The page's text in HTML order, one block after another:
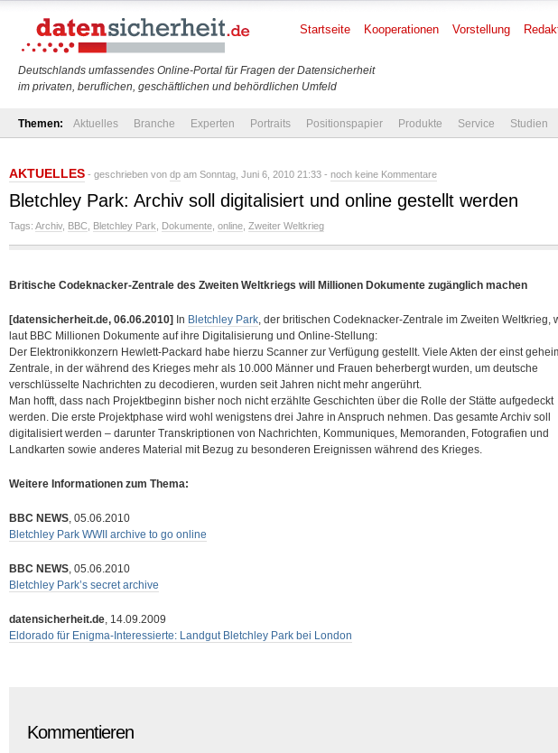
Deutschlands umfassendes Online-Portal für Fragen der Datensicherheit
im privaten, beruflichen, geschäftlichen und behördlichen Umfeld
Startseite Kooperationen Vorstellung
Themen: Aktuelles Branche Experten Portraits Positionspapier Produkte Service Studien
AKTUELLES - geschrieben von dp am Sonntag, Juni 6, 2010 21:33 - noch keine Kommentare
Bletchley Park: Archiv soll digitalisiert und online gestellt werden
Tags: Archiv, BBC Bletchley Park Dokumente online Zweiter Weltkrieg
Britische Codeknacker-Zentrale des Zweiten Weltkriegs will Millionen Dokumente zugänglich machen
[datensicherheit.de, 06.06.2010] In Bletchley Park, der britischen Codeknacker-Zentrale im Zweiten Weltkrieg,
laut BBC Millionen Dokumente auf ihre Digitalisierung und Online-Stellung:
Der Elektronikkonzern Hewlett-Packard habe hierzu Scanner zur Verfügung gestellt. Viele Akten der einst
Zentrale, in der während des Krieges mehr als 10.000 Männer und Frauen beherbergt wurden, um deutsche
verschlüsselte Nachrichten zu decodieren, wurden seit Jahren nicht mehr angerührt.
Man hofft, dass nach Projektbeginn bisher noch nicht erzählte Geschichten über die Rolle der Stätte aufgedeckt
werden. Die erste Projektphase wird wohl wenigstens drei Jahre in Anspruch nehmen. Das gesamte Archiv soll
digitalisiert werden – darunter Transkriptionen von Nachrichten, Kommuniques, Memoranden, Fotografien und
Landkarten sowie anderes Material mit Bezug zu besonderen Ereignissen während des Krieges.
Weitere Informationen zum Thema:
BBC NEWS, 05.06.2010
Bletchley Park WWII archive to go online
BBC NEWS, 05.06.2010
Bletchley Park’s secret archive
datensicherheit.de, 14.09.2009
Eldorado für Enigma-Interessierte: Landgut Bletchley Park bei London
Kommentieren